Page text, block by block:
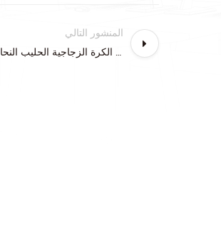
المنشور التالي
ضوء الجدار الكرة الزجاجية الحليب النحاس المصقول الحديثة